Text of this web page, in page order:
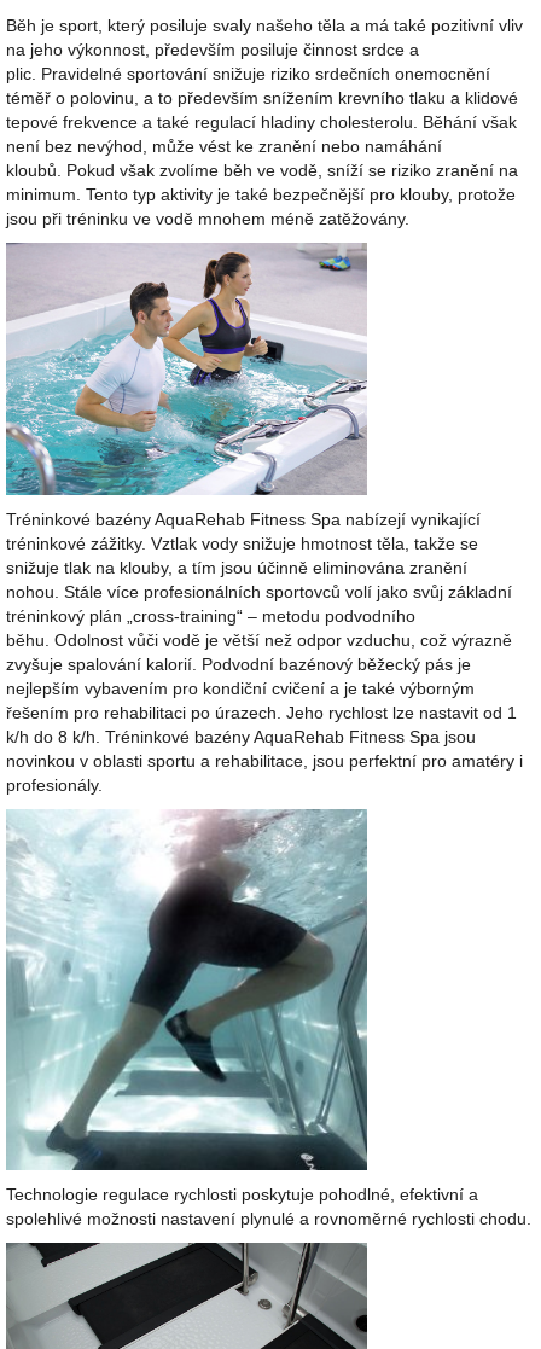
Běh je sport, který posiluje svaly našeho těla a má také pozitivní vliv
na jeho výkonnost, především posiluje činnost srdce a
plic. Pravidelné sportování snižuje riziko srdečních onemocnění
téměř o polovinu, a to především snížením krevního tlaku a klidové
tepové frekvence a také regulací hladiny cholesterolu. Běhání však
není bez nevýhod, může vést ke zranění nebo namáhání
kloubů. Pokud však zvolíme běh ve vodě, sníží se riziko zranění na
minimum. Tento typ aktivity je také bezpečnější pro klouby, protože
jsou při tréninku ve vodě mnohem méně zatěžovány.
Tréninkové bazény AquaRehab Fitness Spa nabízejí vynikající
tréninkové zážitky. Vztlak vody snižuje hmotnost těla, takže se
snižuje tlak na klouby, a tím jsou účinně eliminována zranění
nohou. Stále více profesionálních sportovců volí jako svůj základní
tréninkový plán „cross-training“ – metodu podvodního
běhu. Odolnost vůči vodě je větší než odpor vzduchu, což výrazně
zvyšuje spalování kalorií. Podvodní bazénový běžecký pás je
nejlepším vybavením pro kondiční cvičení a je také výborným
řešením pro rehabilitaci po úrazech. Jeho rychlost lze nastavit od 1
k/h do 8 k/h. Tréninkové bazény AquaRehab Fitness Spa jsou
novinkou v oblasti sportu a rehabilitace, jsou perfektní pro amatéry i
profesionály.
Technologie regulace rychlosti poskytuje pohodlné, efektivní a
spolehlivé možnosti nastavení plynulé a rovnoměrné rychlosti chodu.